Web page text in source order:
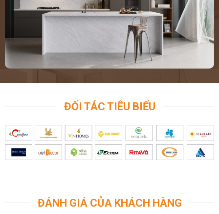
ĐỐI TÁC TIÊU BIỂU
ĐÁNH GIÁ CỦA KHÁCH HÀNG